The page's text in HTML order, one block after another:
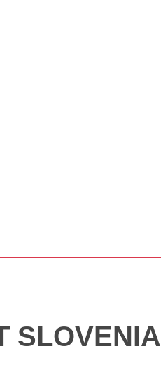
SLOVENIA